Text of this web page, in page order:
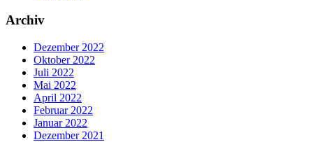
Archiv
Dezember 2022
Oktober 2022
Juli 2022
Mai 2022
April 2022
Februar 2022
Januar 2022
Dezember 2021